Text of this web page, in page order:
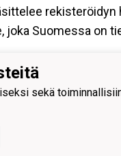
joka Suomessa on
sekä